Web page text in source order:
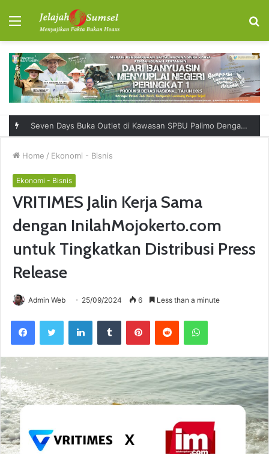
Menu
Seven Days Buka Outlet di Kawasan SPBU Palimo Dengan Konsep One Stop Hangout Destination
Home / Ekonomi - Bisnis
Ekonomi - Bisnis
VRITIMES Jalin Kerja Sama
dengan InilahMojokerto.com
untuk Tingkatkan Distribusi Press
Release
Admin Web 25/09/2024 6 Less than a minute